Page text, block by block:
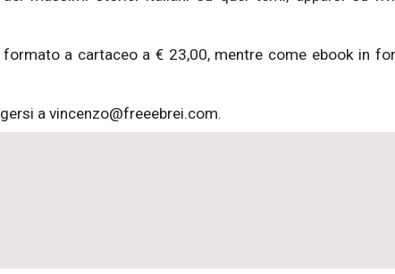
a cartaceo a € 23,00, mentre come ebook in
a vincenzo@freeebrei.com.